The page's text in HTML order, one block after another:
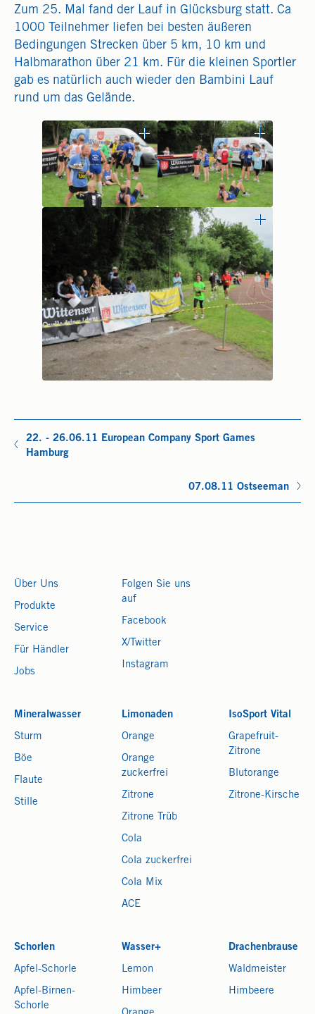
Zum 25. Mal fand der Lauf in Glücksburg statt. Ca
1000 Teilnehmer liefen bei besten äußeren
Bedingungen Strecken über 5 km, 10 km und
Halbmarathon über 21 km. Für die kleinen Sportler
gab es natürlich auch wieder den Bambini Lauf
rund um das Gelände.
22. - 26.06.11 European Company Sport Games
Hamburg
07.08.11 Ostseeman
Mineralwasser
Sturm
Böe
Flaute
Stille
Limonaden
Orange
Orange
zuckerfrei
Zitrone
Zitrone Trüb
Cola
Cola zuckerfrei
Cola Mix
ACE
IsoSport Vital
Grapefruit-
Zitrone
Blutorange
Zitrone-Kirsche
Schorlen
Apfel-Schorle
Apfel-Birnen-
Schorle
Wasser+
Lemon
Himbeer
Drachenbrause
Waldmeister
Himbeere
Über Uns
Produkte
Service
Für Händler
Jobs
Folgen Sie uns
auf
Facebook
X/Twitter
Instagram